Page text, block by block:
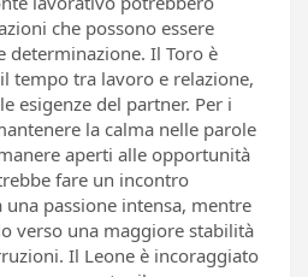
che possono essere
determinazione. Il Toro è
tempo tra lavoro e relazione,
esigenze del partner. Per i
la calma nelle parole
aperti alle opportunità
fare un incontro
passione intensa, mentre
verso una maggiore stabilità
Il Leone è incoraggiato